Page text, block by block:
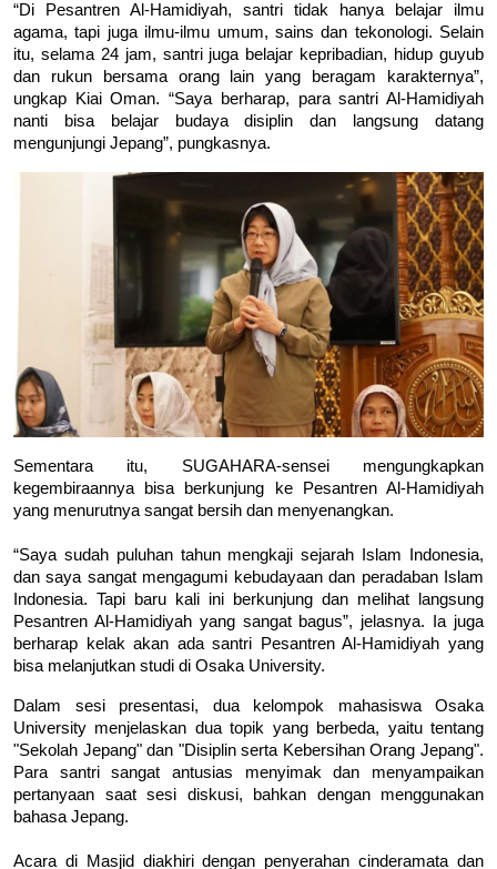
“Di Pesantren Al-Hamidiyah, santri tidak hanya belajar ilmu
agama, tapi juga ilmu-ilmu umum, sains dan tekonologi. Selain
itu, selama 24 jam, santri juga belajar kepribadian, hidup guyub
dan rukun bersama orang lain yang beragam karakternya”,
ungkap Kiai Oman. “Saya berharap, para santri Al-Hamidiyah
nanti bisa belajar budaya disiplin dan langsung datang
mengunjungi Jepang”, pungkasnya.
Sementara itu, SUGAHARA-sensei mengungkapkan
kegembiraannya bisa berkunjung ke Pesantren Al-Hamidiyah
yang menurutnya sangat bersih dan menyenangkan.
“Saya sudah puluhan tahun mengkaji sejarah Islam Indonesia,
dan saya sangat mengagumi kebudayaan dan peradaban Islam
Indonesia. Tapi baru kali ini berkunjung dan melihat langsung
Pesantren Al-Hamidiyah yang sangat bagus”, jelasnya. Ia juga
berharap kelak akan ada santri Pesantren Al-Hamidiyah yang
bisa melanjutkan studi di Osaka University.
Dalam sesi presentasi, dua kelompok mahasiswa Osaka
University menjelaskan dua topik yang berbeda, yaitu tentang
"Sekolah Jepang" dan "Disiplin serta Kebersihan Orang Jepang".
Para santri sangat antusias menyimak dan menyampaikan
pertanyaan saat sesi diskusi, bahkan dengan menggunakan
bahasa Jepang.
Acara di Masjid diakhiri dengan penyerahan cinderamata dan